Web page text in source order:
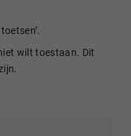
wilt toestaan. Dit